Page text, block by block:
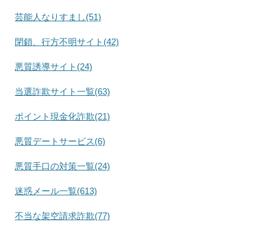
芸能人なりすまし(51)
閉鎖、行方不明サイト(42)
悪質誘導サイト(24)
当選詐欺サイト一覧(63)
ポイント現金化詐欺(21)
悪質デートサービス(6)
悪質手口の対策一覧(24)
迷惑メール一覧(613)
不当な架空請求詐欺(77)